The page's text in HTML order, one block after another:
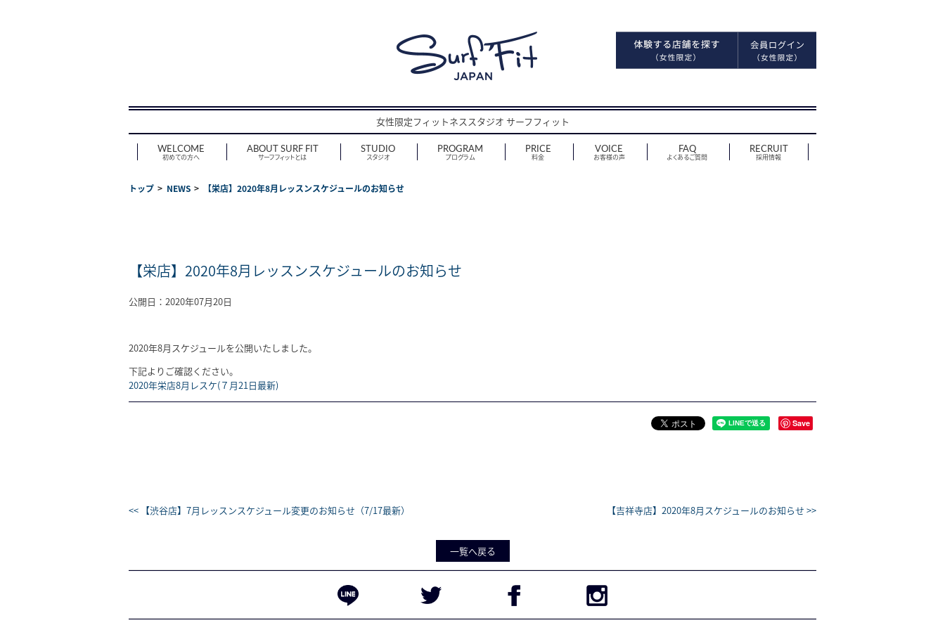
女性限定フィットネススタジオ サーフフィット
WELCOME
初めての方へ
ABOUT SURF FIT
サーフフィットとは
STUDIO
スタジオ
PROGRAM
プログラム
PRICE
料金
VOICE
お客様の声
FAQ
よくあるご質問
RECRUIT
採用情報
トップ NEWS 【栄店】2020年8月レッスンスケジュールのお知らせ
【栄店】2020年8月レッスンスケジュールのお知らせ
公開日：2020年07月20日
2020年8月スケジュールを公開いたしました。
下記よりご確認ください。
2020年栄店8月レスケ(７月21日最新)
Save
<< 【渋谷店】7月レッスンスケジュール変更のお知らせ（7/17最新） 【吉祥寺店】2020年8月スケジュールのお知らせ >>
一覧へ戻る